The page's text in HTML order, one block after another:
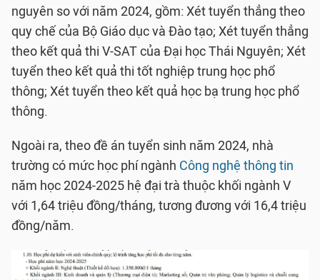
nguyên so với năm 2024, gồm: Xét tuyển thẳng theo
quy chế của Bộ Giáo dục và Đào tạo; Xét tuyển thẳng
theo kết quả thi V-SAT của Đại học Thái Nguyên; Xét
tuyển theo kết quả thi tốt nghiệp trung học phổ
thông; Xét tuyển theo kết quả học bạ trung học phổ
thông.
Ngoài ra, theo đề án tuyển sinh năm 2024, nhà
trường có mức học phí ngành Công nghệ thông tin
năm học 2024-2025 hệ đại trà thuộc khối ngành V
với 1,64 triệu đồng/tháng, tương đương với 16,4 triệu
đồng/năm.